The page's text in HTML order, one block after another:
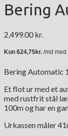
Bering
2,499.00 kr.
Bering Automatic
Et flot ur med et
med rustfrit stål
100m og har en
Urkassen måler